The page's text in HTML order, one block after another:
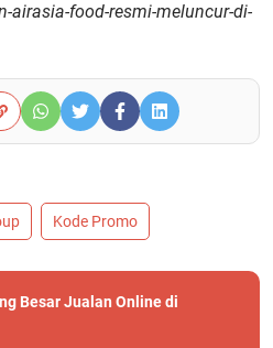
airasia-food-resmi-meluncur-di-
Kode Promo
Besar Jualan Online di